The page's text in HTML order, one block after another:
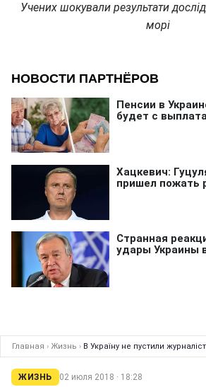
Учених шокували результати
морі
Главная › Жизнь › В Україну не пустили
ЖИЗНЬ 02 июля 2018 · 18:28